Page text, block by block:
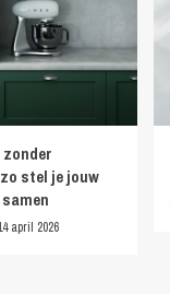
zonder
stel je jouw
april 2026